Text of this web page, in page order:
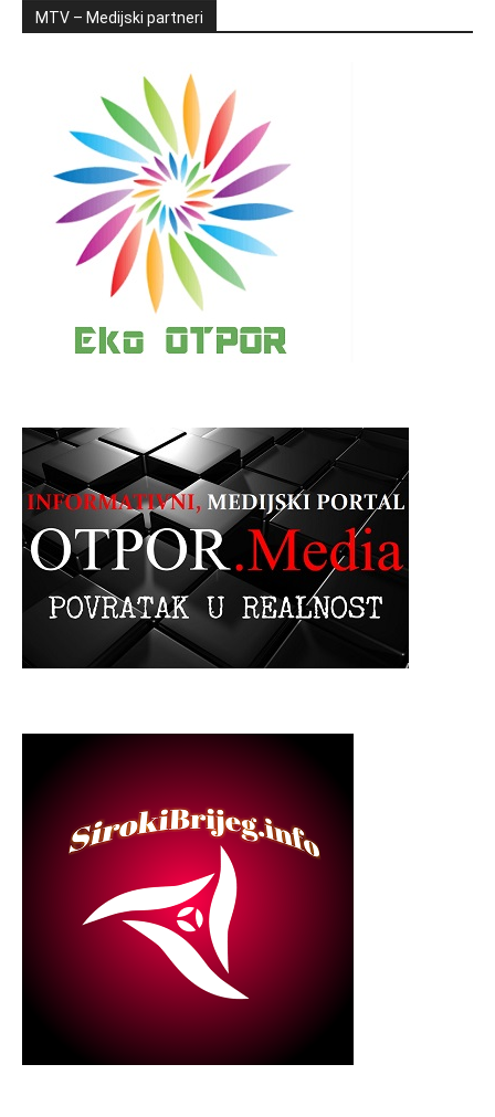
MTV – Medijski partneri